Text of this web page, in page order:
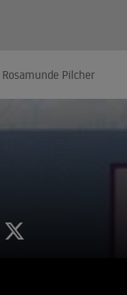
Rosamunde Pilcher